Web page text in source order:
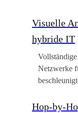
Visuelle
hybride IT
Netzwerke
Hop-by-